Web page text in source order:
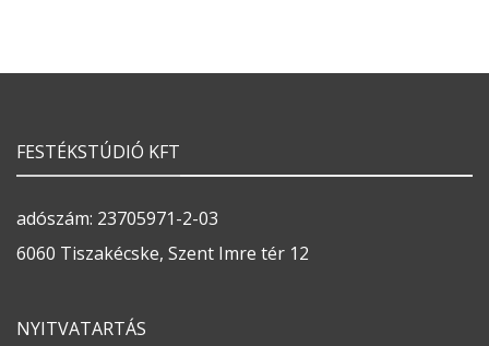
FESTÉKSTÚDIÓ KFT
adószám: 23705971-2-03
6060 Tiszakécske, Szent Imre tér 12
NYITVATARTÁS